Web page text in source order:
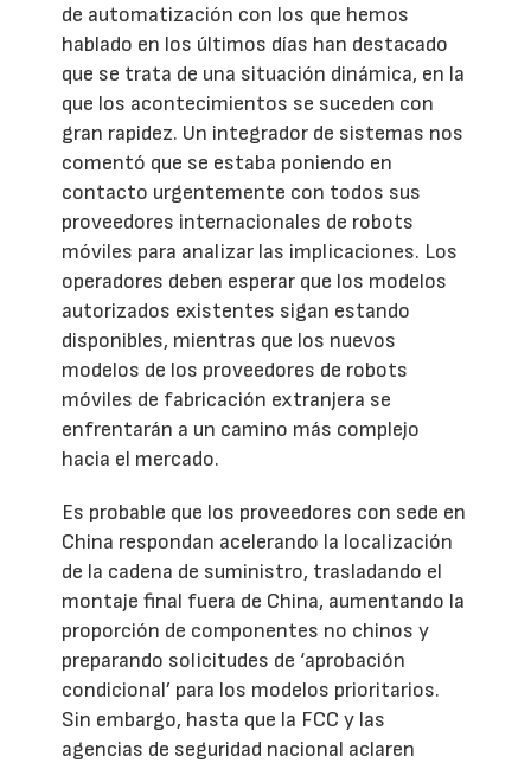
de automatización con los que hemos
hablado en los últimos días han destacado
que se trata de una situación dinámica, en la
que los acontecimientos se suceden con
gran rapidez. Un integrador de sistemas nos
comentó que se estaba poniendo en
contacto urgentemente con todos sus
proveedores internacionales de robots
móviles para analizar las implicaciones. Los
operadores deben esperar que los modelos
autorizados existentes sigan estando
disponibles, mientras que los nuevos
modelos de los proveedores de robots
móviles de fabricación extranjera se
enfrentarán a un camino más complejo
hacia el mercado.
Es probable que los proveedores con sede en
China respondan acelerando la localización
de la cadena de suministro, trasladando el
montaje final fuera de China, aumentando la
proporción de componentes no chinos y
preparando solicitudes de ‘aprobación
condicional’ para los modelos prioritarios.
Sin embargo, hasta que la FCC y las
agencias de seguridad nacional aclaren